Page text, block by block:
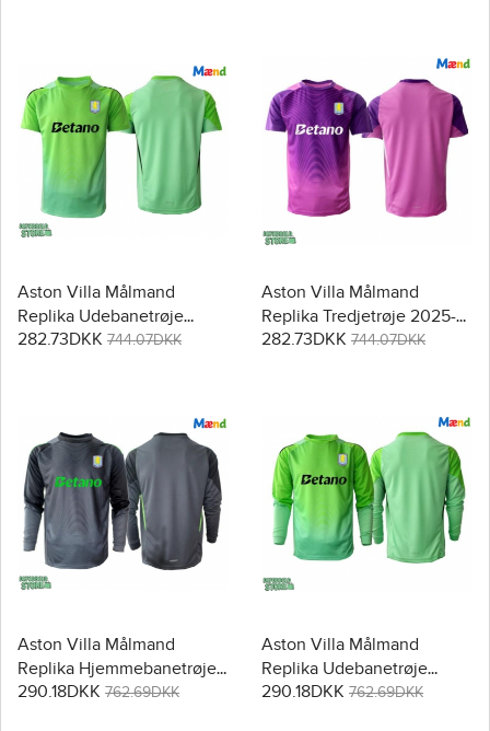
Aston Villa Målmand
Replika Udebanetrøje
2025-26 Kortærmet
282.73DKK 744.07DKK
Aston Villa Målmand
Replika Tredjetrøje 2025-
26 Kortærmet
282.73DKK 744.07DKK
Aston Villa Målmand
Replika Hjemmebanetrøje
2025-26 Langærmet
290.18DKK 762.69DKK
Aston Villa Målmand
Replika Udebanetrøje
2025-26 Langærmet
290.18DKK 762.69DKK